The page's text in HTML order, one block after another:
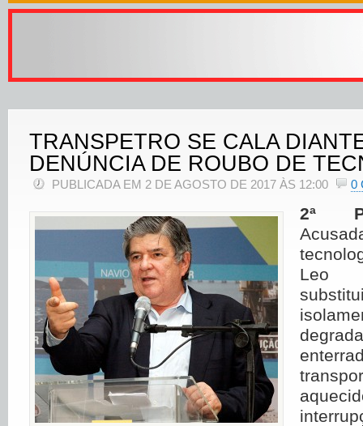
TRANSPETRO SE CALA
DENÚNCIA DE ROUBO DE
PUBLICADA EM 2 DE AGOSTO DE 2017 ÀS 12:00 0
2ª
Leo